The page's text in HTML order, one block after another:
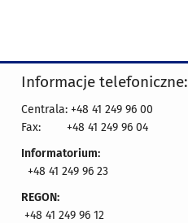
Informacje telefoniczne:
Centrala: +48 41 249 96 00
Fax:
+48 41 249 96 04
Informatorium:
+48 41 249 96 23
REGON:
+48 41 249 96 12